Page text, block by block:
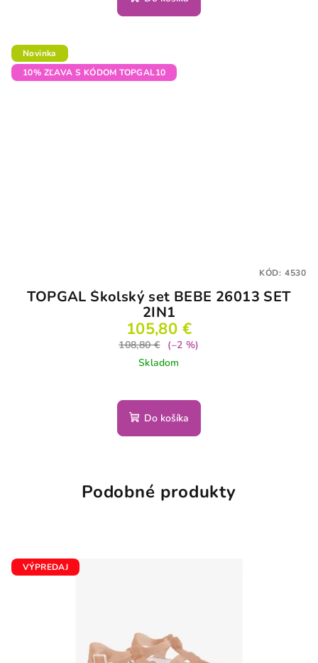
Novinka
10% ZĽAVA S KÓDOM TOPGAL10
TOPGAL Školský set BEBE 26013 SET
2IN1
105,80 €
108,80 €
(–2 %)
Skladom
Do košíka
KÓD: 4530
Podobné produkty
VÝPREDAJ